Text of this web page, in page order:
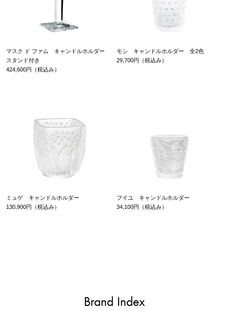
マスク ド ファム キャンドルホルダー
スタンド付き
424,600円（税込み）
モシ キャンドルホルダー 全2色
29,700円（税込み）
ミュゲ キャンドルホルダー
130,900円（税込み）
フイユ キャンドルホルダー
34,100円（税込み）
Brand Index